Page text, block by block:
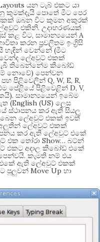
යන ටැබ් එකට යා
කුමක්දැයි පොතේ මීට පෙර
ඔබන විට කුමන අකුරක්
එකිනි. උදාහරණයක්
කළ විට, සාමාන්‍යයෙන් A
කරන ප්‍රචලිතම ඉංග්‍රිසි
හැඳින් වෙන්නේ (මීට
ලේඅවුට් එකක්
තිබෙන්නේම කීබෝඩ්
නොවේ) පෙන්වන
පිළිවෙලින් Q, W, E, R,
පේළියේ පිළිවෙළින් D, V,
). සාමාන්‍යයෙන් ඉබේම
(English (US) ලෙස
ස්ථාපනය කර ඇති සියලු
ලේඅවුට් එකක් ඉවත්
ලේඅවුට් එකක්
කර ඇති ලේඅවුට් එකේ
එක තෝරා Show… බට්න්
එකට අදාල කීබෝඩ් එකේ
. කැමති නම් එය
ඇති ලේඅවුට් එකක්
පුලුවන් Move Up හා